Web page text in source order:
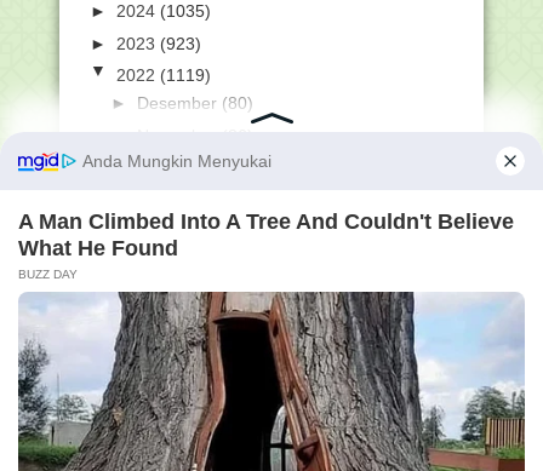
► 2024 (1035)
► 2023 (923)
▼ 2022 (1119)
► Desember (80)
►Oktober(56)
►Agustus(76)
►Juni(84)
►Mei(59)
►April(108)
▼Maret(179)
Kumpulan Pantun Ucapan Marhaban ya
Ramadhan 1443 H...
YUK GABUNG GROUP KAMI